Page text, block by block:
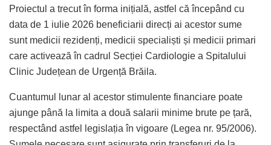
Proiectul a trecut în forma inițială, astfel că începând cu
data de 1 iulie 2026 beneficiarii direcți ai acestor sume
sunt medicii rezidenți, medicii specialiști și medicii primari
care activează în cadrul Secției Cardiologie a Spitalului
Clinic Județean de Urgență Brăila.
Cuantumul lunar al acestor stimulente financiare poate
ajunge până la limita a două salarii minime brute pe țară,
respectând astfel legislația în vigoare (Legea nr. 95/2006).